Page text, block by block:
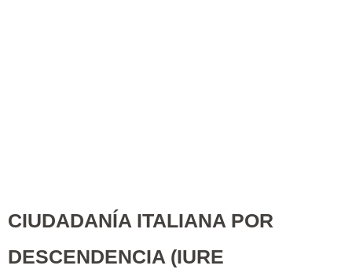
CIUDADANÍA ITALIANA POR
DESCENDENCIA (IURE